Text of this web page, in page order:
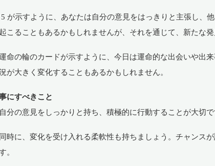
が示すように、あなたは自分の意見をはっきりと主張し、
こることもあるかもしれませんが、それを通じて、新たな発
命の輪のカードが示すように、今日は運命的な出会いや出
が大きく変化することもあるかもしれません。
にすべきこと
分の意見をしっかりと持ち、積極的に行動することが大切で
時に、変化を受け入れる柔軟性も持ちましょう。チャンス
。